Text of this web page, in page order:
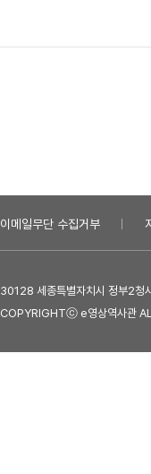
이메일무단 수집거부
30128 세종특별자치시 정부2
COPYRIGHTⓒ e영상역사관